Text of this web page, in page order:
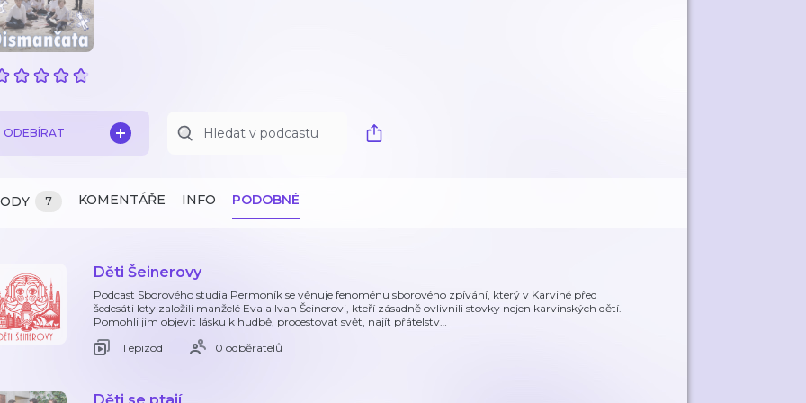
ODEBÍRAT
7 KOMENTÁŘE INFO PODOBNÉ
Děti Šeinerovy
Podcast Sborového studia Permoník se věnuje fenoménu sborového zpívání, který v Karviné před
šedesáti lety založili manželé Eva a Ivan Šeinerovi, kteří zásadně ovlivnili stovky nejen karvinských dětí.
Pomohli jim objevit lásku k hudbě, procestovat svět, najít přátelstv…
11 epizod
0 odběratelů